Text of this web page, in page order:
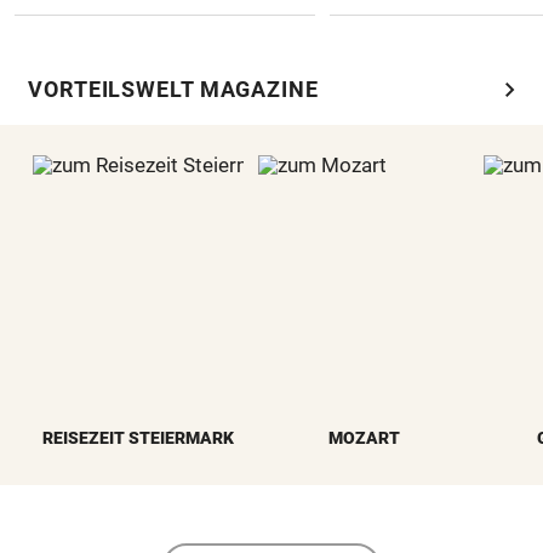
VORTEILSWELT MAGAZINE chevron_right
REISEZEIT STEIERMARK MOZART